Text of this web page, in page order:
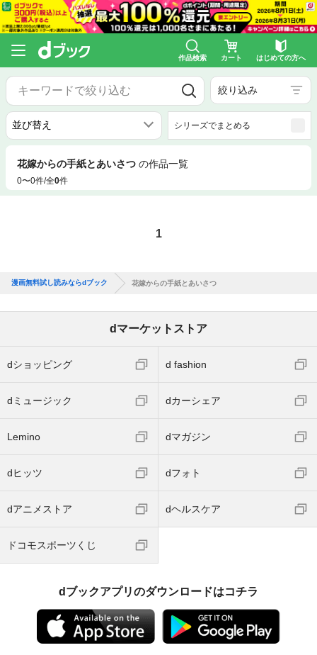
作品検索 カート はじめての方へ
絞り込み
シリーズでまとめる
花嫁からの手紙とあいさつ の作品一覧
0〜0件/全0件
1
漫画無料試し読みならdブック 花嫁からの手紙とあいさつ
dマーケットストア
dショッピング d fashion
dミュージック dカーシェア
Lemino dマガジン
dヒッツ dフォト
dアニメストア dヘルスケア
ドコモスポーツくじ
dブックアプリのダウンロードはコチラ